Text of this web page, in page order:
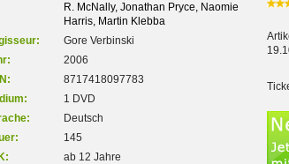
R. McNally, Jonathan Pryce, Naomie
Harris, Martin Klebba
Gore Verbinski
2006
8717418097783
1 DVD
Deutsch
145
ab 12 Jahre